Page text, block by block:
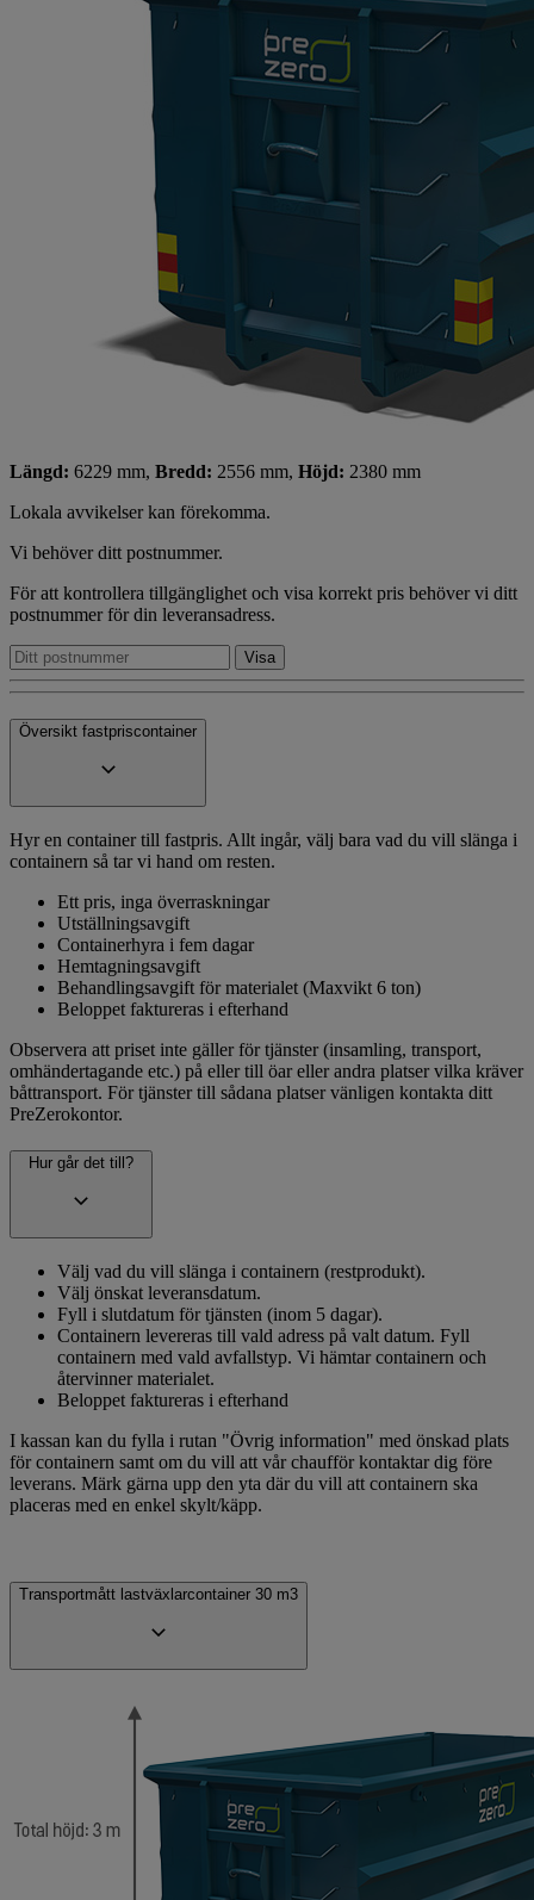
Längd: 6229 mm, Bredd: 2556 mm, Höjd: 2380 mm
Lokala avvikelser kan förekomma.
Vi behöver ditt postnummer.
För att kontrollera tillgänglighet och visa korrekt pris behöver vi ditt
postnummer för din leveransadress.
Översikt fastpriscontainer
Hyr en container till fastpris. Allt ingår, välj bara vad du vill slänga i
containern så tar vi hand om resten.
Ett pris, inga överraskningar
Utställningsavgift
Containerhyra i fem dagar
Hemtagningsavgift
Behandlingsavgift för materialet (Maxvikt 6 ton)
Beloppet faktureras i efterhand
Observera att priset inte gäller för tjänster (insamling, transport,
omhändertagande etc.) på eller till öar eller andra platser vilka kräver
båttransport. För tjänster till sådana platser vänligen kontakta ditt
PreZerokontor.
Hur går det till?
Välj vad du vill slänga i containern (restprodukt).
Välj önskat leveransdatum.
Fyll i slutdatum för tjänsten (inom 5 dagar).
Containern levereras till vald adress på valt datum. Fyll
containern med vald avfallstyp. Vi hämtar containern och
återvinner materialet.
Beloppet faktureras i efterhand
I kassan kan du fylla i rutan "Övrig information" med önskad plats
för containern samt om du vill att vår chaufför kontaktar dig före
leverans. Märk gärna upp den yta där du vill att containern ska
placeras med en enkel skylt/käpp.
Transportmått lastväxlarcontainer 30 m3